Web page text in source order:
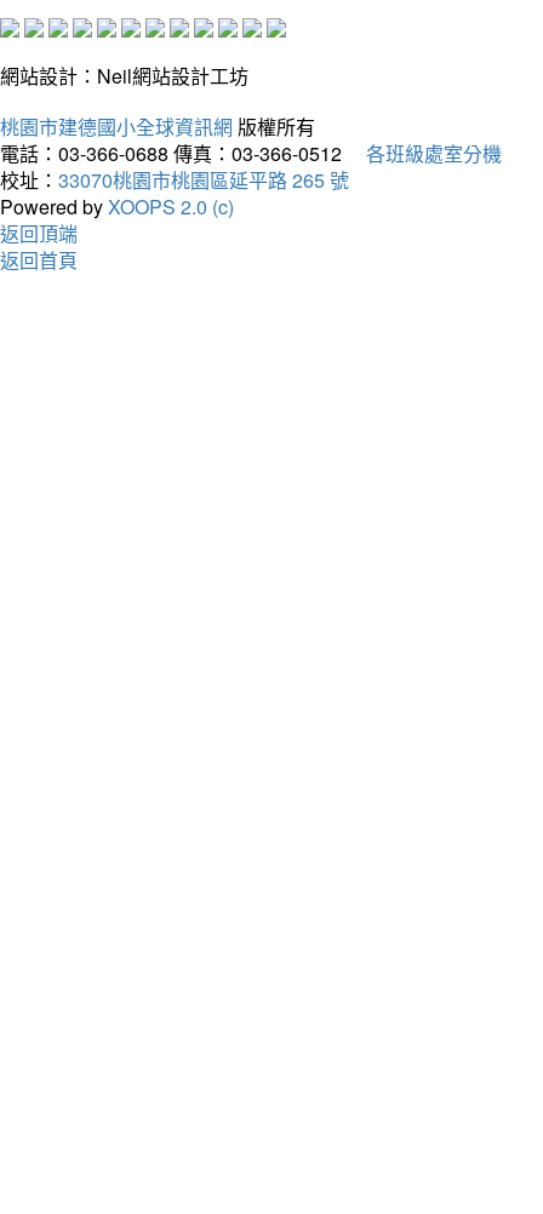
網站設計：Neil網站設計工坊
桃園市建德國小全球資訊網 版權所有
電話：03-366-0688 傳真：03-366-0512
各班級處室分機
校址： 33070桃園市桃園區延平路 265 號
Powered byXOOPS 2.0 (c)
返回頂端
返回首頁